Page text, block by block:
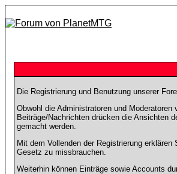
Die Registrierung und Benutzung unserer
Obwohl die Administratoren und
Beiträge/Nachrichten drücken die Ansichten
gemacht werden.
Mit dem Vollenden der Registrierung
Gesetz zu missbrauchen.
Weiterhin können Einträge sowie Accounts